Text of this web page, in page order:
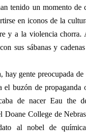
tenido un momento de
en iconos de la
y a la violencia chorra.
sus sábanas y
, hay gente preocupada
el buzón de propaganda
de nacer Eau the
Doane Collegede
al nobel de